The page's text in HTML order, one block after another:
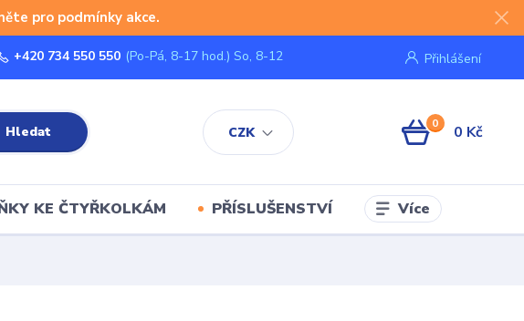
pro podmínky akce.
CZK
Přihlášení
Hledat
+420 734 550 550 (Po-Pá, 8-17 hod.) So, 8-12
0 0 Kč
KE ČTYŘKOLKÁM PŘÍSLUŠENSTVÍ Více